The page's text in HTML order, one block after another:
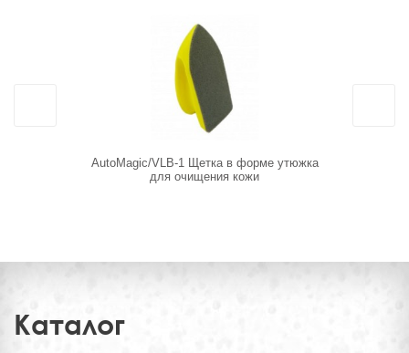
AutoMagic/VLB-1 Щетка в форме утюжка
для очищения кожи
Каталог